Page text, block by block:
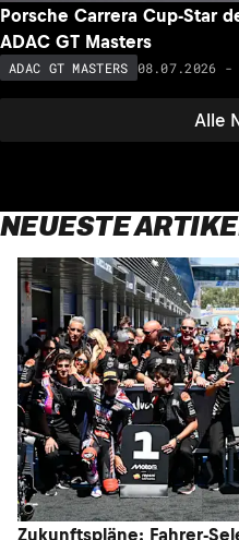
Alle
Porsche Carrera Cup-Star
ADAC GT Masters
ADAC GT MASTERS 08.07.2026 -
NEUESTE
Zukunftspläne: Fahrer-